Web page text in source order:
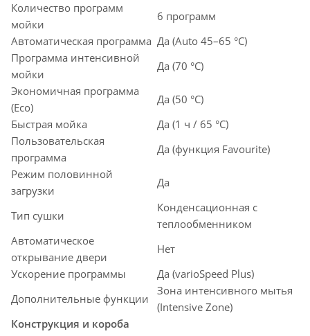
Количество программ
мойки
6 программ
Автоматическая программа Да (Auto 45–65 °C)
Программа интенсивной
мойки
Да (70 °C)
Экономичная программа
(Eco)
Да (50 °C)
Быстрая мойка
Да (1 ч / 65 °C)
Пользовательская
программа
Да (функция Favourite)
Режим половинной
загрузки
Да
Тип сушки
Конденсационная с
теплообменником
Автоматическое
открывание двери
Нет
Ускорение программы
Да (varioSpeed Plus)
Дополнительные функции
Зона интенсивного мытья
(Intensive Zone)
Конструкция и короба